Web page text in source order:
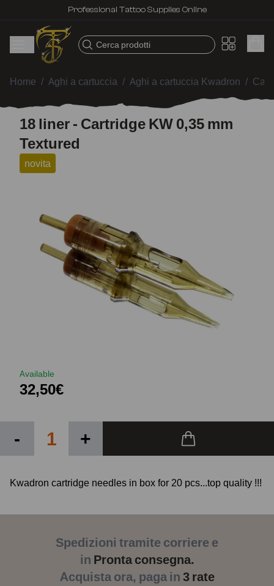
Professional Tattoo Supplies Online
Cerca prodotti
Home / Aghi a cartuccia / Aghi a cartuccia Kwadron /
18 liner - Cartridge KW 0,35 mm
Textured
novita
Available
32,50€
- +
Kwadron cartridge needles in box for 20 pcs...top quality !!!
Spedizioni tramite corriere e
in Pronta consegna.
Acquista ora, paga in 3 rate